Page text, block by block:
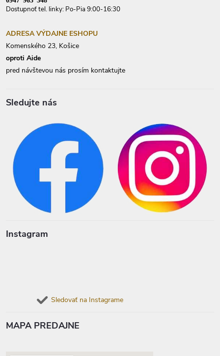
Dostupnoť tel. linky: Po-Pia 9:00-16:30
ADRESA VÝDAJNE ESHOPU
Komenského 23, Košice
oproti Aide
pred návštevou nás prosím kontaktujte
Sledujte nás
Instagram
Sledovať na Instagrame
MAPA PREDAJNE